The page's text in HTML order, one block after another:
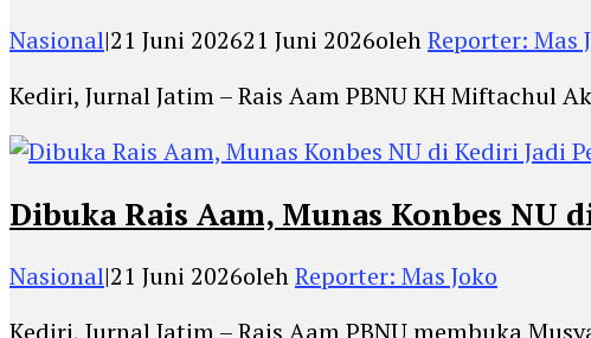
Nasional|21 Juni 202621 Juni 2026olehReporter: Mas
Kediri, Jurnal Jatim – Rais Aam PBNU KH Miftachul
Dibuka Rais Aam, Munas Konbes NU
Nasional|21 Juni 2026olehReporter: Mas Joko
Kediri, Jurnal Jatim – Rais Aam PBNU membuka